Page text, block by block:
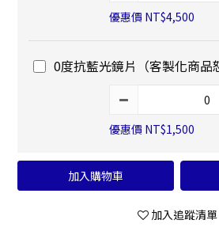
優惠價 NT$4,500
0度抗藍光鏡片（客製化商品
優惠價 NT$1,500
加入購物車
加入追蹤清單